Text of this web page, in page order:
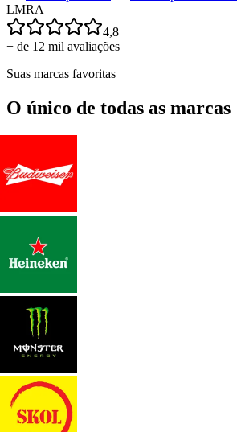
LMRA
4,8
+ de 12 mil avaliações
Suas marcas favoritas
O único de todas as marcas